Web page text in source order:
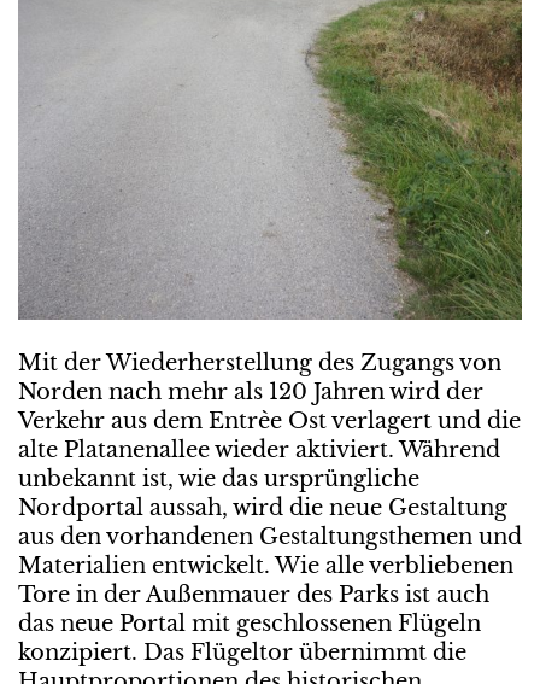
Mit der Wiederherstellung des Zugangs von
Norden nach mehr als 120 Jahren wird der
Verkehr aus dem Entrèe Ost verlagert und die
alte Platanenallee wieder aktiviert. Während
unbekannt ist, wie das ursprüngliche
Nordportal aussah, wird die neue Gestaltung
aus den vorhandenen Gestaltungsthemen und
Materialien entwickelt. Wie alle verbliebenen
Tore in der Außenmauer des Parks ist auch
das neue Portal mit geschlossenen Flügeln
konzipiert. Das Flügeltor übernimmt die